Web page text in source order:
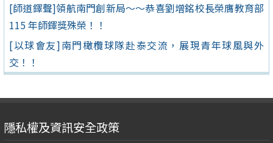
[師道鐸聲]領航南門創新局～～恭喜劉增銘校長榮膺教育部
115 年師鐸獎殊榮！！
[以球會友]南門橄欖球隊赴泰交流，展現青年球風與外
交！！
隱私權及資訊安全政策